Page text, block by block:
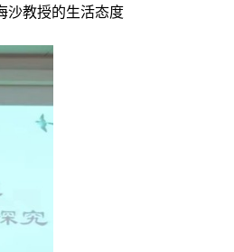
沙教授的生活态度